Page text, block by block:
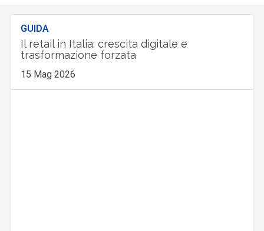
GUIDA
Il retail in Italia: crescita digitale e
trasformazione forzata
15 Mag 2026